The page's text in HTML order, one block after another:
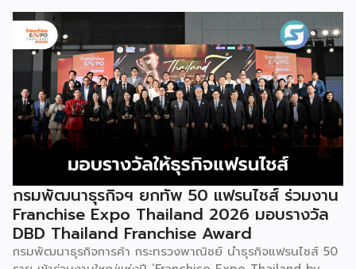
มีภารกิจหลัก คือการให้ทุนวิจัย ดูแลเรื่องการวิจัยในภาพรวม รวม
ถึงการให้รางวัล และสนับสนุนนักวิจัย ตั้งแต่ระดับเยาวชนไปจนถึง
นักวิจัยอาวุโส แน่นอนว่านี่เป็นหน่วยงานผู้อยู่เบื้องหลังงานวิจัย
ไทยตั้งแต่ต้นน้ำยันปลายน้ำ กิจกรรมที่นำมาจัดแสดงในบูธ
ครั้งนี้เป็นส่วนหนึ่งของทุนที่ วช. สนับสนุนภายใต้ชุดโครงการ
Innovative House ซึ่งมีเป้าหมายชัดเจน คือการแนะแนวและ
สนับสนุนให้ผู้ประกอบการนำนวัตกรรมที่ต่อยอดมาจากงานวิจัย
ไปพัฒนาต่อจนสามารถขายได้จริงในเชิงพาณิชย์ ไม่ใช่แค่งาน
วิจัยที่อยู่ในห้องแล็บ โดยสินค้าที่นำมาโชว์ในบูธจึงเป็นผลิตภัณฑ์
ที่ “พร้อมขาย” แล้วจริงๆ บางแบรนด์ขายออนไลน์ บางแบรนด์
ขายเฉพาะหน้าร้าน นอกจากนี้ ยังมีการสาธิตนำผลิตภัณฑ์ไป
แปรรูปเป็นเมนูอาหาร-เครื่องดื่มให้ผู้ร่วมงานเห็นวิธีใช้งานจริง
โดยนำ ‘น้ำผึ้ง’ ที่ไม่ได้นำมาวางขายแบบเดิม ๆ แต่แปรรูปเป็น
เครื่องดื่มสเลอปี้ให้ผู้ร่วมงานได้ชิมสดๆ หน้าบูธ เพื่อดึงดูดและ
สร้างประสบการณ์ให้คนในงานได้ทดลองสัมผัสสินค้าจริง และหาก
กรมพัฒนาธุรกิจฯ ยกทัพ 50 แฟรนไชส์ ร่วมงาน
Franchise Expo Thailand 2026 มอบรางวัล
DBD Thailand Franchise Award
กรมพัฒนาธุรกิจการค้า กระทรวงพาณิชย์ นำธุรกิจแฟรนไชส์ 50